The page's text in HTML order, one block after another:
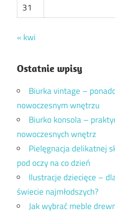
31
« kwi
Ostatnie wpisy
Biurka vintage –
nowoczesnym wnętrzu
Biurko konsola –
nowoczesnych wnętrz
Pielęgnacja delikatnej
pod oczy na co dzień
Ilustracje dziecięce –
świecie najmłodszych?
Jak wybrać meble